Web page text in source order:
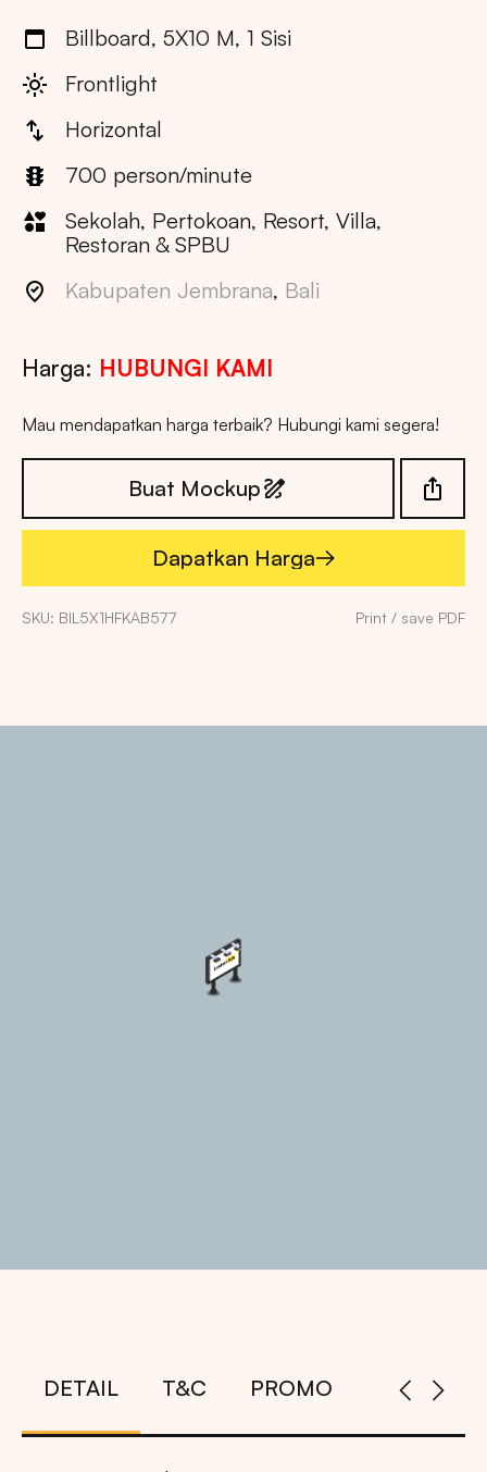
Billboard, 5X10 M, 1 Sisi
Frontlight
Horizontal
700 person/minute
Sekolah, Pertokoan, Resort, Villa,
Restoran & SPBU
Kabupaten Jembrana, Bali
Harga: HUBUNGI KAMI
Mau mendapatkan harga terbaik? Hubungi kami segera!
Buat Mockup
Dapatkan Harga
Dapatkan Harga
SKU: BIL5X1HFKAB577 Print / save PDF
DETAIL T&C PROMO